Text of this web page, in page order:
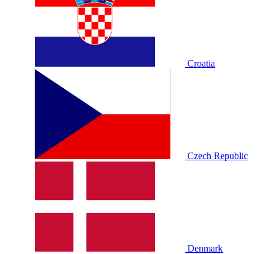
Croatia
Czech Republic
Denmark